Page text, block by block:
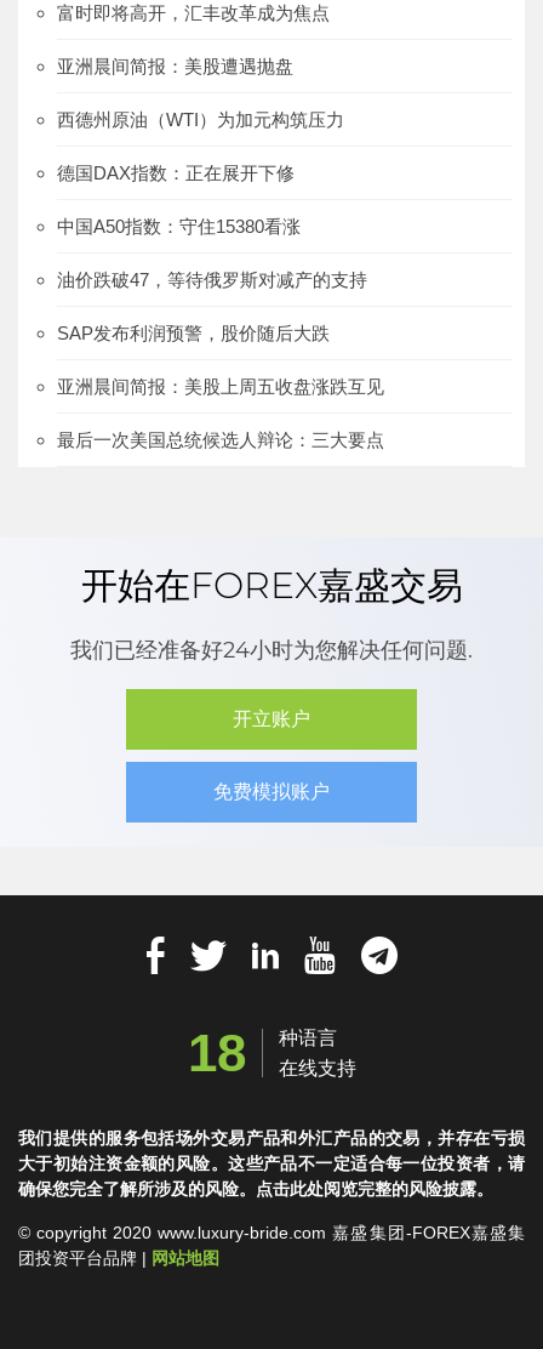
富时即将高开，汇丰改革成为焦点
亚洲晨间简报：美股遭遇抛盘
西德州原油（WTI）为加元构筑压力
德国DAX指数：正在展开下修
中国A50指数：守住15380看涨
油价跌破47，等待俄罗斯对减产的支持
SAP发布利润预警，股价随后大跌
亚洲晨间简报：美股上周五收盘涨跌互见
最后一次美国总统候选人辩论：三大要点
开始在FOREX嘉盛交易
我们已经准备好24小时为您解决任何问题.
开立账户
免费模拟账户
18
种语言
在线支持
我们提供的服务包括场外交易产品和外汇产品的交易，并存在亏损
大于初始注资金额的风险。这些产品不一定适合每一位投资者，请
确保您完全了解所涉及的风险。点击此处阅览完整的风险披露。
© copyright 2020 www.luxury-bride.com 嘉盛集团-FOREX嘉盛集
团投资平台品牌 | 网站地图